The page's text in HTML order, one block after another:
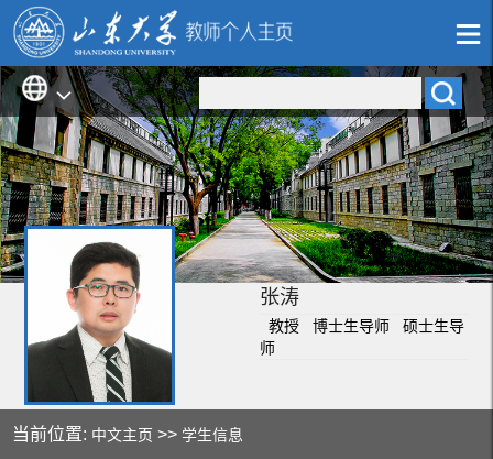
张涛
教授 博士生导师 硕士生导
师
当前位置: 中文主页 >>学生信息